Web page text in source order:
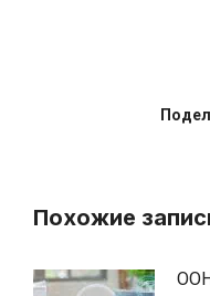
Похожие